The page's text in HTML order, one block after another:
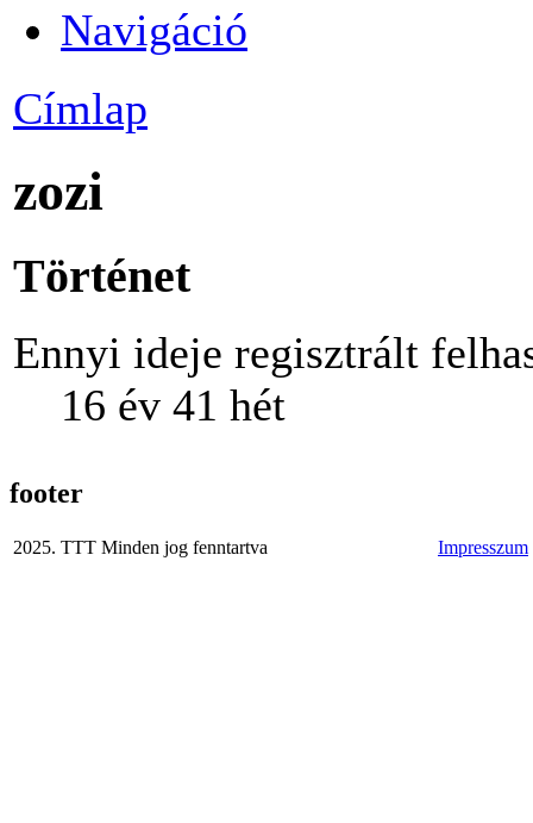
Navigáció
Címlap
zozi
Történet
Ennyi ideje regisztrált
16 év 41 hét
footer
2025. TTT Minden jog fenntartva Impresszum